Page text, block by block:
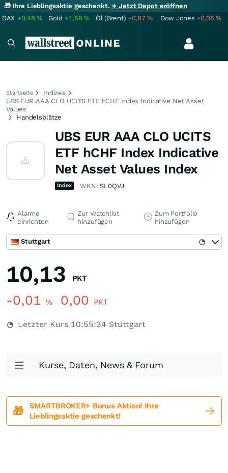
🎁 Ihre Lieblingsaktie geschenkt.→ Jetzt Depot eröffnen
DAX +0,48% Gold +1,56% Öl (Brent) -0,87% Dow Jones -0,05%
Startseite
Indizes
UBS EUR AAA CLO UCITS ETF hCHF Index Indicative Net Asset
Values
Handelsplätze
UBS EUR AAA CLO UCITS
ETF hCHF Index Indicative
Net Asset Values Index
Index WKN:SL0QVJ
Alarme
einrichten
Zur Watchlist
hinzufügen
Zum Portfolio
hinzufügen
Stuttgart
10,13 PKT
-0,01 % 0,00 PKT
Letzter Kurs 10:55:34 Stuttgart
Kurse, Daten, News & Forum
🎁
SMARTBROKER+ Bonus Aktion! Ihre
Lieblingsaktie geschenkt!